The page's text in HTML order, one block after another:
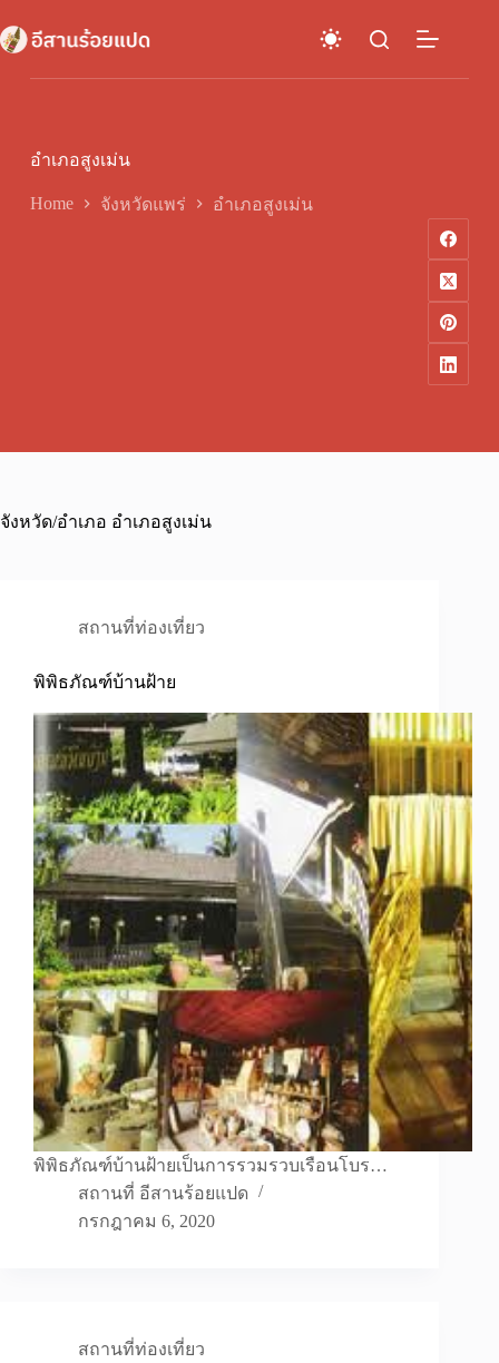
to
content
อำเภอสูงเม่น
Home จังหวัดแพร่ อำเภอสูงเม่น
จังหวัด/อำเภอ อำเภอสูงเม่น
สถานที่ท่องเที่ยว
พิพิธภัณฑ์บ้านฝ้าย
พิพิธภัณฑ์บ้านฝ้ายเป็นการรวมรวบเรือนโบร…
สถานที่ อีสานร้อยแปด
กรกฎาคม 6, 2020
สถานที่ท่องเที่ยว